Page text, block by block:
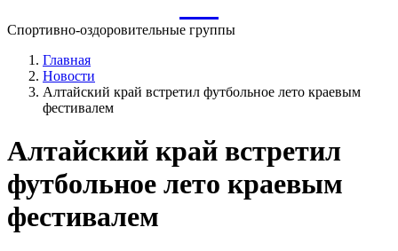
Спортивно-оздоровительные группы
Главная
Новости
Алтайский край встретил футбольное лето краевым
фестивалем
Алтайский край встретил
футбольное лето краевым
фестивалем